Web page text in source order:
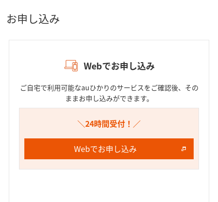
お申し込み
Webでお申し込み
ご自宅で利用可能なauひかりのサービスをご確認後、その
ままお申し込みができます。​
＼24時間受付！／
Webでお申し込み